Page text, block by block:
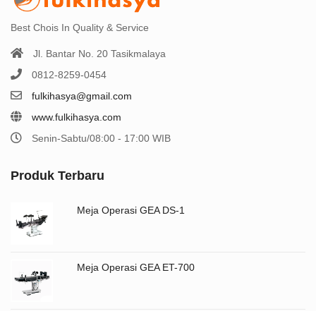
Best Chois In Quality & Service
Jl. Bantar No. 20 Tasikmalaya
0812-8259-0454
fulkihasya@gmail.com
www.fulkihasya.com
Senin-Sabtu/08:00 - 17:00 WIB
Produk Terbaru
Meja Operasi GEA DS-1
Meja Operasi GEA ET-700